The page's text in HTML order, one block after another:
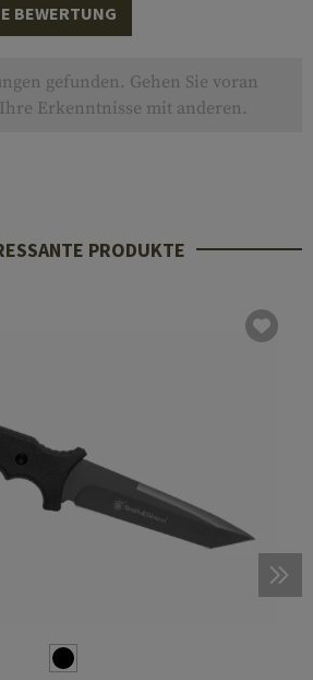
BEWERTUNG
gefunden. Gehen Sie voran
Erkenntnisse mit anderen.
PRODUKTE